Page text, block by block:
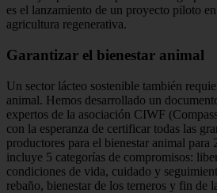
es el lanzamiento de un proyecto piloto
agricultura regenerativa.
Garantizar el bienestar animal
Un sector lácteo sostenible también
animal. Hemos desarrollado un
expertos de la asociación CIWF
con la esperanza de certificar todas las
productores para el bienestar animal para
incluye 5 categorías de compromisos:
condiciones de vida, cuidado y
rebaño, bienestar de los terneros y fin de